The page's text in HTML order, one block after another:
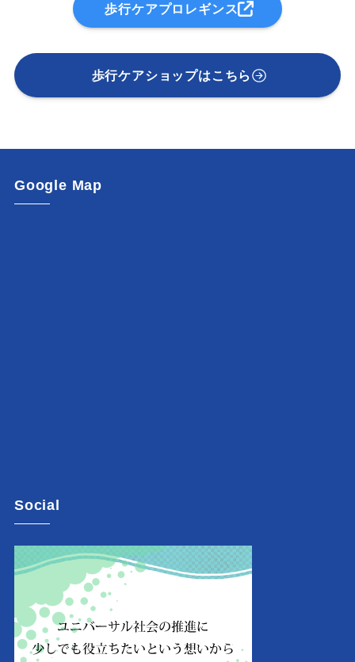
歩行ケアプロレギンス
歩行ケアショップはこちら
Google Map
Social